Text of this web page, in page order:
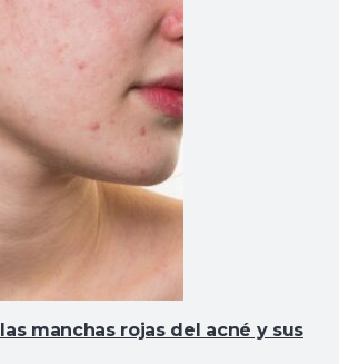
manchas rojas del acné y sus